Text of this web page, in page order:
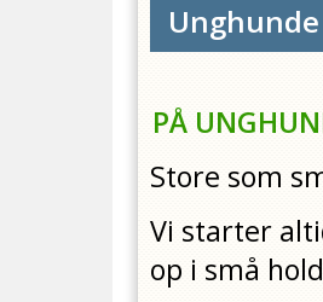
Unghunde
PÅ
Store som
Vi starter
op i små